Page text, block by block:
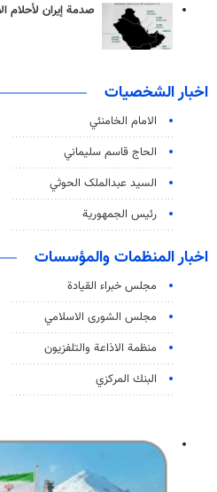
صدمة إيران لأحلام
اخبار الشخصيات
الامام الخامنئي
الحاج قاسم سليماني
السید عبدالملک الحوثي
رئيس الجمهورية
اخبار المنظمات والمؤسسات
مجلس خبراء القيادة
مجلس الشورى الاسلامي
منظمة الاذاعة والتلفزیون
البنك المركزي